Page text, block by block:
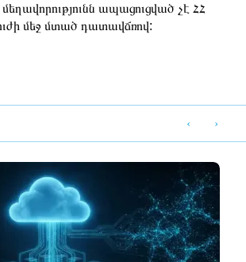
ապացուցված չէ ՀՀ
մեջ մտած դատավճռով:
‹ ›